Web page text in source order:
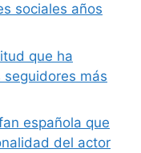
sociales años
que ha
más
española que
del actor